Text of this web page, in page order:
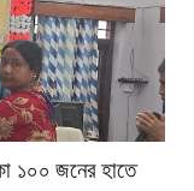
১০০ জনের হাতে